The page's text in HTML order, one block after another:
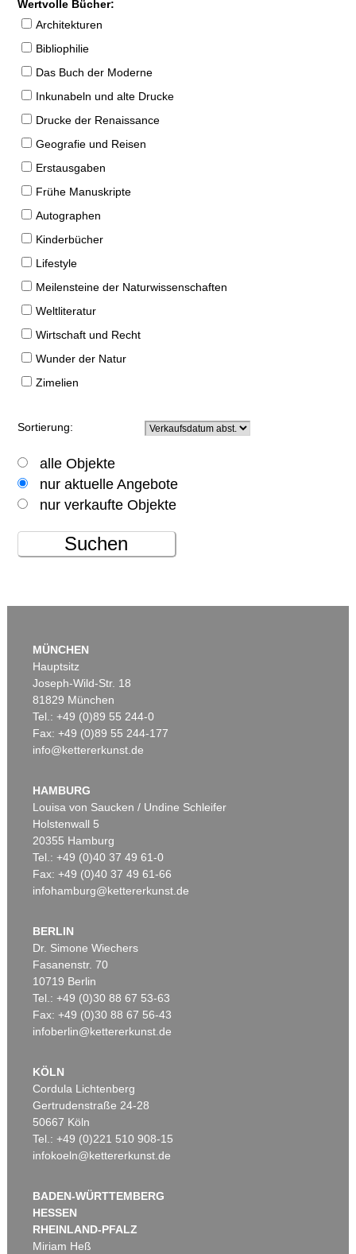
Wertvolle Bücher:
Architekturen
Bibliophilie
Das Buch der Moderne
Inkunabeln und alte Drucke
Drucke der Renaissance
Geografie und Reisen
Erstausgaben
Frühe Manuskripte
Autographen
Kinderbücher
Lifestyle
Meilensteine der Naturwissenschaften
Weltliteratur
Wirtschaft und Recht
Wunder der Natur
Zimelien
Sortierung:
alle Objekte
nur aktuelle Angebote
nur verkaufte Objekte
Suchen
MÜNCHEN
Hauptsitz
Joseph-Wild-Str. 18
81829 München
Tel.: +49 (0)89 55 244-0
Fax: +49 (0)89 55 244-177
info@kettererkunst.de
HAMBURG
Louisa von Saucken / Undine Schleifer
Holstenwall 5
20355 Hamburg
Tel.: +49 (0)40 37 49 61-0
Fax: +49 (0)40 37 49 61-66
infohamburg@kettererkunst.de
BERLIN
Dr. Simone Wiechers
Fasanenstr. 70
10719 Berlin
Tel.: +49 (0)30 88 67 53-63
Fax: +49 (0)30 88 67 56-43
infoberlin@kettererkunst.de
KÖLN
Cordula Lichtenberg
Gertrudenstraße 24-28
50667 Köln
Tel.: +49 (0)221 510 908-15
infokoeln@kettererkunst.de
BADEN-WÜRTTEMBERG
HESSEN
RHEINLAND-PFALZ
Miriam Heß